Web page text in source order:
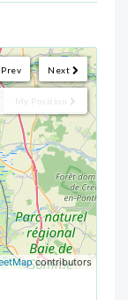
Next
Prev
My Position
contributors